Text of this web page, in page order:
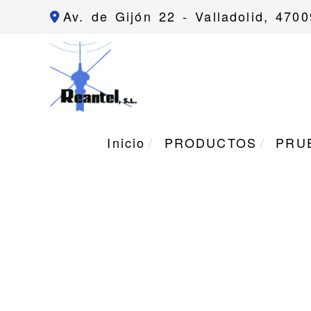
Av. de Gijón 22 -Valladolid,
Inicio PRODUCTOS